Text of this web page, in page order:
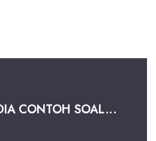
CONTOH SOAL...